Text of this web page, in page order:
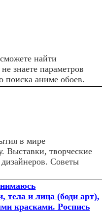
найти
знаете параметров
поиска аниме обоев.
в мире
Выставки, творческие
Советы
тела и лица (боди арт),
красками. Роспись